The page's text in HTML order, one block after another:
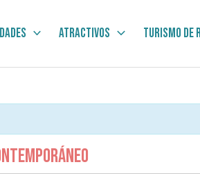
Atractivos Turismo de